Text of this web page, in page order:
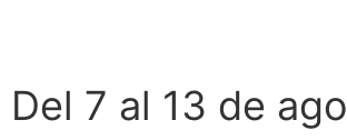
Del 7 al 13 de